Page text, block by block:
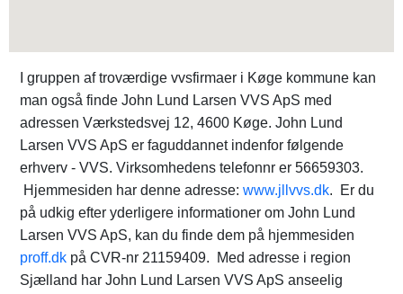
I gruppen af troværdige vvsfirmaer i Køge kommune kan
man også finde John Lund Larsen VVS ApS med
adressen Værkstedsvej 12, 4600 Køge. John Lund
Larsen VVS ApS er faguddannet indenfor følgende
erhverv - VVS. Virksomhedens telefonnr er 56659303.
Hjemmesiden har denne adresse: www.jllvvs.dk. Er du
på udkig efter yderligere informationer om John Lund
Larsen VVS ApS, kan du finde dem på hjemmesiden
proff.dk på CVR-nr 21159409. Med adresse i region
Sjælland har John Lund Larsen VVS ApS anseelig